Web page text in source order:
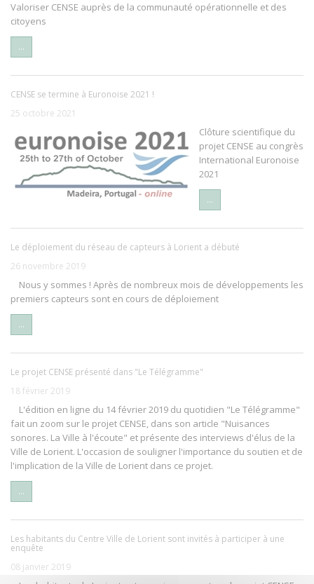
Valoriser CENSE auprès de la communauté opérationnelle et des
citoyens
...
CENSE se termine à Euronoise 2021 !
25 octobre 2021
Clôture scientifique du
projet CENSE au congrès
International Euronoise
2021
...
Le déploiement du réseau de capteurs à Lorient a débuté
26 novembre 2019
Nous y sommes ! Après de nombreux mois de développements les
premiers capteurs sont en cours de déploiement
...
Le projet CENSE présenté dans "Le Télégramme"
18 février 2019
L'édition en ligne du 14 février 2019 du quotidien "Le Télégramme"
fait un zoom sur le projet CENSE, dans son article "Nuisances
sonores. La Ville à l'écoute" et présente des interviews d'élus de la
Ville de Lorient. L'occasion de souligner l'importance du soutien et de
l'implication de la Ville de Lorient dans ce projet.
...
Les habitants du Centre Ville de Lorient sont invités à participer à une
enquête
08 janvier 2019